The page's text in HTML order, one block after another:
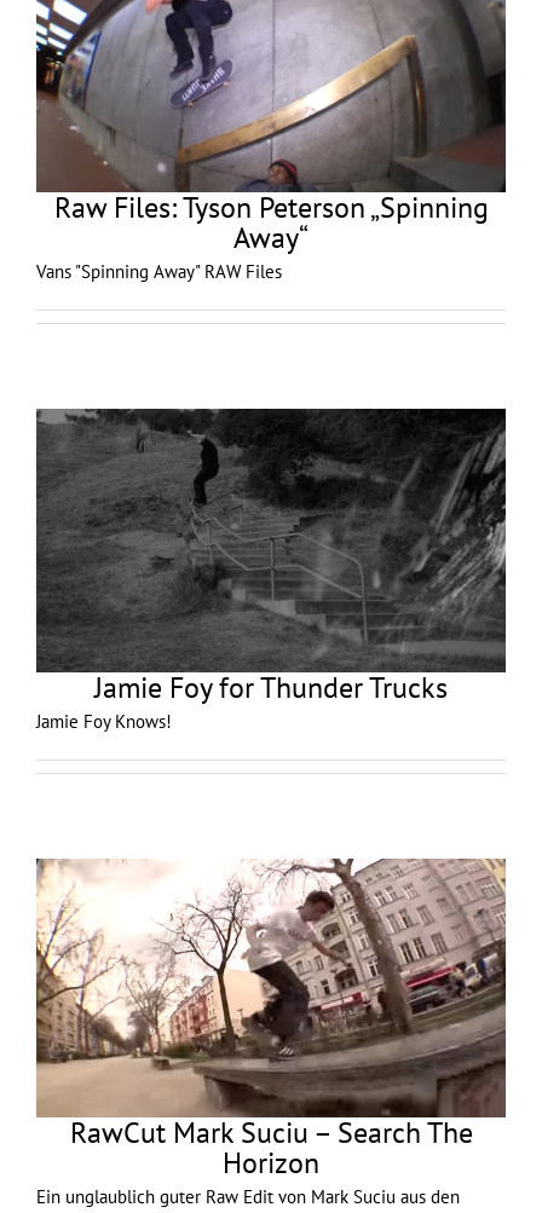
Raw Files: Tyson Peterson „Spinning
Away“
Vans "Spinning Away" RAW Files
Jamie Foy for Thunder Trucks
Jamie Foy Knows!
RawCut Mark Suciu – Search The
Horizon
Ein unglaublich guter Raw Edit von Mark Suciu aus den